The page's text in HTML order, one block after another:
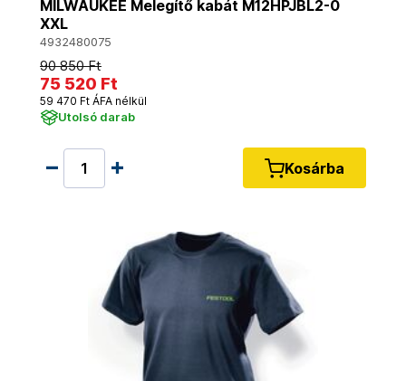
MILWAUKEE Melegítő kabát M12HPJBL2-0
XXL
4932480075
90 850 Ft
75 520 Ft
59 470 Ft ÁFA nélkül
Utolsó darab
Kosárba